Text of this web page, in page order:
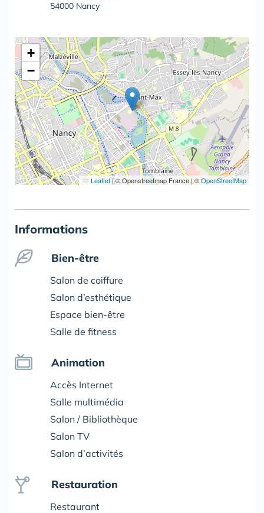
54000 Nancy
+
−
Leaflet |© Openstreetmap France | ©OpenStreetMap
Informations
Bien-être
Salon de coiffure
Salon d’esthétique
Espace bien-être
Salle de fitness
Animation
Accès Internet
Salle multimédia
Salon / Bibliothèque
Salon TV
Salon d’activités
Restauration
Restaurant